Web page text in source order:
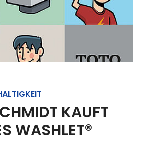
KAUFT
WASHLET®